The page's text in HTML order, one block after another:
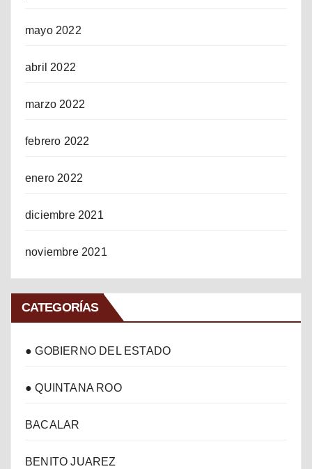
mayo 2022
abril 2022
marzo 2022
febrero 2022
enero 2022
diciembre 2021
noviembre 2021
CATEGORÍAS
● GOBIERNO DEL ESTADO
● QUINTANA ROO
BACALAR
BENITO JUAREZ